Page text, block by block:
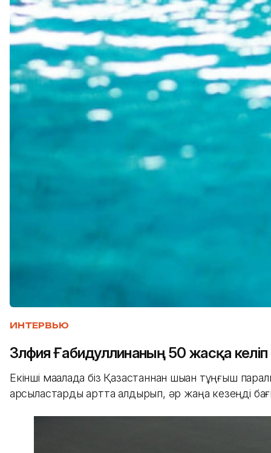
ИНТЕРВЬЮ
Зүлфия Ғабидуллинаның 50 жасқа
Екінші мақалада біз Қазақстаннан шыққан тұңғыш
қарсыластарды артта қалдырып, әр жаңа кезеңді